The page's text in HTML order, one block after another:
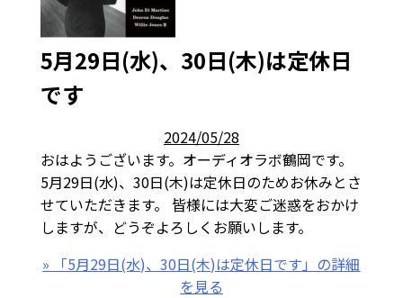
5月29日(水)、30日(木)は定休日
です
2024/05/28
おはようございます。オーディオラボ鶴岡です。
5月29日(水)、30日(木)は定休日のためお休みとさ
せていただきます。 皆様には大変ご迷惑をおかけ
しますが、どうぞよろしくお願いします。
» 「5月29日(水)、30日(木)は定休日です」の詳細
を見る